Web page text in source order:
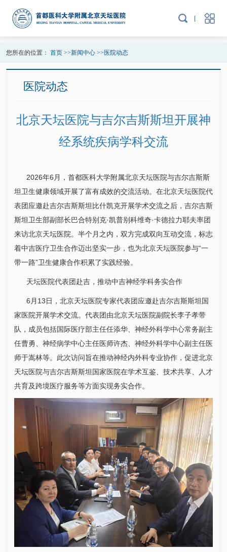
您所在的位置： 首页>>新闻中心>>医院动态
医院动态
北京天坛医院与吉尔吉斯斯坦开展神
经系统疾病学科交流
2026年6月，首都医科大学附属北京天坛医院与吉尔吉斯斯
坦卫生健康领域开展了富有成效的交流活动。在北京天坛医院代
表团应邀赴吉尔吉斯斯坦比什凯克开展学术交流之后，吉尔吉斯
斯坦卫生部副部长巴合特别克·凯普别科维奇·卡德拉力耶夫率团
来访北京天坛医院。半个月之内，双方完成双向互动交流，标志
着中吉医疗卫生合作迈出坚实一步，也为北京天坛医院参与“一
带一路”卫生健康合作积累了实践经验。
天坛医院代表团赴吉，推动中吉神经学科务实合作
6月13日，北京天坛医院专家代表团应邀赴吉尔吉斯斯坦国
家医院开展学术交流。代表团由北京天坛医院副院长李子孝带
队，成员包括国际医疗部主任任添华、 神经外科学中心常务副主
任曹勇 神经病学中心主任医师许杰、 神经外科学中心副主任医
师于嵩林等。此次访问旨在推动神经内外科专业协作，促进北京
天坛医院与吉尔吉斯斯坦国家医院在学术互鉴、技术共享、人才
共育及跨境医疗服务等方面实现务实合作。